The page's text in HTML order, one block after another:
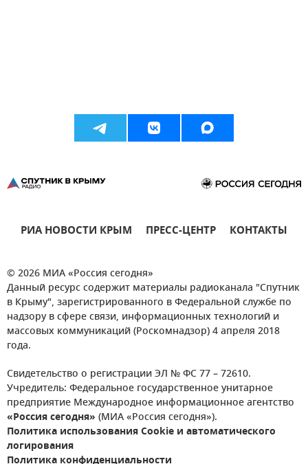
РИА НОВОСТИ КРЫМ ПРЕСС-ЦЕНТР КОНТАКТЫ
© 2026 МИА «Россия сегодня»
Данный ресурс содержит материалы радиоканала "Спутник
в Крыму", зарегистрированного в Федеральной службе по
надзору в сфере связи, информационных технологий и
массовых коммуникаций (Роскомнадзор) 4 апреля 2018
года.
Свидетельство о регистрации ЭЛ № ФС 77 – 72610.
Учредитель: Федеральное государственное унитарное
предприятие Международное информационное агентство
«Россия сегодня» (МИА «Россия сегодня»).
Политика использования Cookie и автоматического
логирования